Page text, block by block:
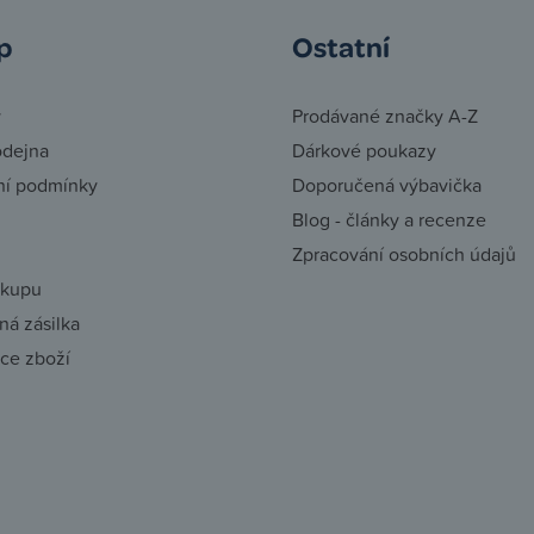
podmínky
zásilka
zboží
Ostatní
Prodávané značky A-Z
Dárkové poukazy
Doporučená výbavička
Blog - články a recenze
Zpracování osobních údajů